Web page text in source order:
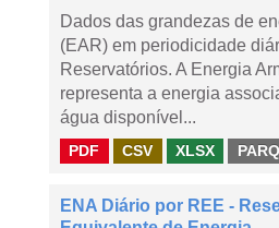
Dados das grandezas de
(EAR) em periodicidade
Reservatórios. A Energia
representa a energia
água disponível...
PDF CSV XLSX
ENA Diário por REE -